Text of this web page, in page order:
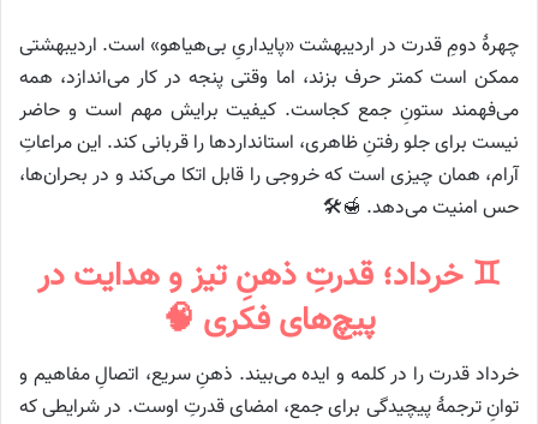
چهرهٔ دومِ قدرت در اردیبهشت «پایداریِ بی‌هیاهو» است. اردیبهشتی
ممکن است کمتر حرف بزند، اما وقتی پنجه در کار می‌اندازد، همه
می‌فهمند ستونِ جمع کجاست. کیفیت برایش مهم است و حاضر
نیست برای جلو رفتنِ ظاهری، استانداردها را قربانی کند. این مراعاتِ
آرام، همان چیزی است که خروجی را قابل اتکا می‌کند و در بحران‌ها،
حس امنیت می‌دهد. 🍯🛠️
♊ خرداد؛ قدرتِ ذهنِ تیز و هدایت در
پیچ‌های فکری 🧠
خرداد قدرت را در کلمه و ایده می‌بیند. ذهنِ سریع، اتصالِ مفاهیم و
توانِ ترجمهٔ پیچیدگی برای جمع، امضای قدرتِ اوست. در شرایطی که